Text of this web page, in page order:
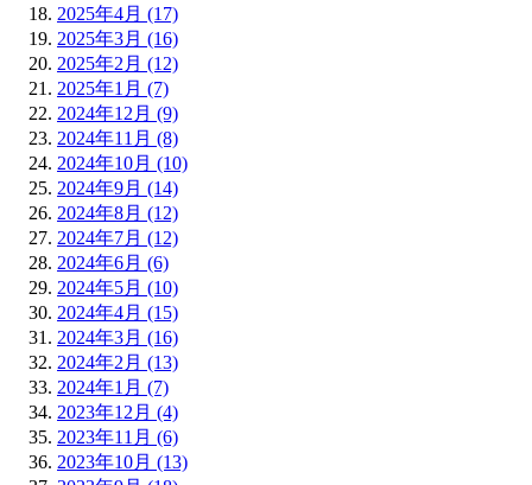
2025年4月 (17)
2025年3月 (16)
2025年2月 (12)
2025年1月 (7)
2024年12月 (9)
2024年11月 (8)
2024年10月 (10)
2024年9月 (14)
2024年8月 (12)
2024年7月 (12)
2024年6月 (6)
2024年5月 (10)
2024年4月 (15)
2024年3月 (16)
2024年2月 (13)
2024年1月 (7)
2023年12月 (4)
2023年11月 (6)
2023年10月 (13)